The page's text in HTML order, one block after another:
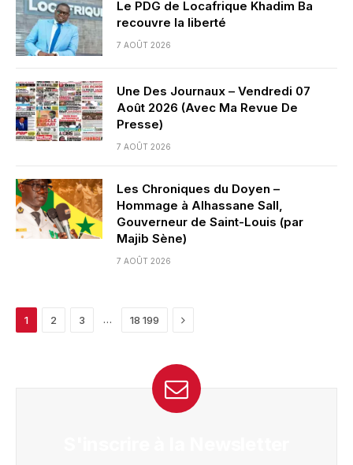
Le PDG de Locafrique Khadim Ba
recouvre la liberté
7 AOÛT 2026
Une Des Journaux – Vendredi 07
Août 2026 (Avec Ma Revue De
Presse)
7 AOÛT 2026
Les Chroniques du Doyen –
Hommage à Alhassane Sall,
Gouverneur de Saint-Louis (par
Majib Sène)
7 AOÛT 2026
1 2 3 … 18 199 Next